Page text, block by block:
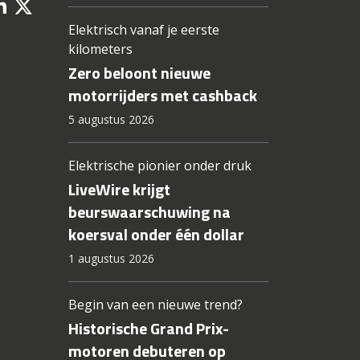
Elektrisch vanaf je eerste
kilometers
Zero beloont nieuwe
motorrijders met cashback
5 augustus 2026
Elektrische pionier onder druk
LiveWire krijgt
beurswaarschuwing na
koersval onder één dollar
1 augustus 2026
Begin van een nieuwe trend?
Historische Grand Prix-
motoren debuteren op